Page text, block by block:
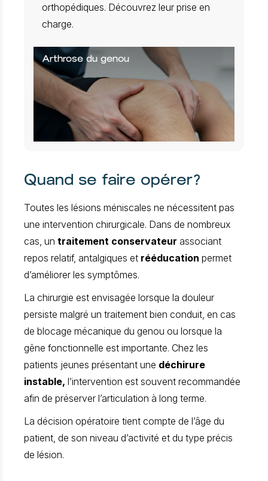
orthopédiques. Découvrez leur prise en
charge.
Arthrose du genou
Quand se faire opérer?
Toutes les lésions méniscales ne nécessitent pas
une intervention chirurgicale. Dans de nombreux
cas, un traitement conservateur associant
repos relatif, antalgiques et rééducation permet
d’améliorer les symptômes.
La chirurgie est envisagée lorsque la douleur
persiste malgré un traitement bien conduit, en cas
de blocage mécanique du genou ou lorsque la
gêne fonctionnelle est importante. Chez les
patients jeunes présentant une déchirure
instable, l’intervention est souvent recommandée
afin de préserver l’articulation à long terme.
La décision opératoire tient compte de l’âge du
patient, de son niveau d’activité et du type précis
de lésion.